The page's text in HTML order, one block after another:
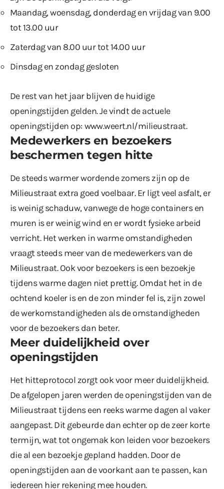
Maandag, woensdag, donderdag en vrijdag van 9.00
tot 13.00 uur
Zaterdag van 8.00 uur tot 14.00 uur
Dinsdag en zondag gesloten
De rest van het jaar blijven de huidige
openingstijden gelden. Je vindt de actuele
openingstijden op: www.weert.nl/milieustraat.
Medewerkers en bezoekers
beschermen tegen hitte
De steeds warmer wordende zomers zijn op de
Milieustraat extra goed voelbaar. Er ligt veel asfalt, er
is weinig schaduw, vanwege de hoge containers en
muren is er weinig wind en er wordt fysieke arbeid
verricht. Het werken in warme omstandigheden
vraagt steeds meer van de medewerkers van de
Milieustraat. Ook voor bezoekers is een bezoekje
tijdens warme dagen niet prettig. Omdat het in de
ochtend koeler is en de zon minder fel is, zijn zowel
de werkomstandigheden als de omstandigheden
voor de bezoekers dan beter.
Meer duidelijkheid over
openingstijden
Het hitteprotocol zorgt ook voor meer duidelijkheid.
De afgelopen jaren werden de openingstijden van de
Milieustraat tijdens een reeks warme dagen al vaker
aangepast. Dit gebeurde dan echter op de zeer korte
termijn, wat tot ongemak kon leiden voor bezoekers
die al een bezoekje gepland hadden. Door de
openingstijden aan de voorkant aan te passen, kan
iedereen hier rekening mee houden.